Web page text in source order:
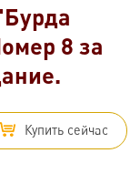
8 за
Купить сейчас